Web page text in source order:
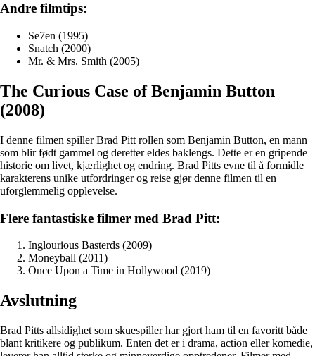
Andre filmtips:
Se7en (1995)
Snatch (2000)
Mr. & Mrs. Smith (2005)
The Curious Case of Benjamin Button
(2008)
I denne filmen spiller Brad Pitt rollen som Benjamin Button, en mann
som blir født gammel og deretter eldes baklengs. Dette er en gripende
historie om livet, kjærlighet og endring. Brad Pitts evne til å formidle
karakterens unike utfordringer og reise gjør denne filmen til en
uforglemmelig opplevelse.
Flere fantastiske filmer med Brad Pitt:
Inglourious Basterds (2009)
Moneyball (2011)
Once Upon a Time in Hollywood (2019)
Avslutning
Brad Pitts allsidighet som skuespiller har gjort ham til en favoritt både
blant kritikere og publikum. Enten det er i drama, action eller komedie,